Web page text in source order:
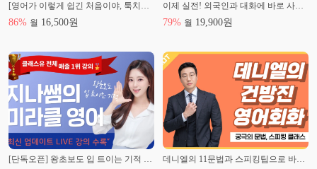
[영어가 이렇게 쉽긴 처음이야, 툭치면 나오는 인생영어법] 케빈쌤의 <영어의 틀을 완성하다>
86% 월 16,500원
이제 실전! 외국인과 대화에 바로 사용해보기 [레벨2]
79% 월 19,900원
[단독오픈] 왕초보도 입 트이는 기적 <미라클 영어> 데니엘의 11문법과 스피킹팁으로 바로 써먹는 영어회화(초보탈출편)